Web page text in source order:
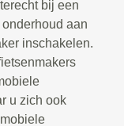
bij een
aan
inschakelen.
u zich ook